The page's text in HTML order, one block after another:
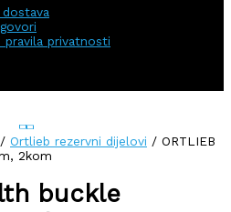
dostava
pravila privatnosti
/ Ortlieb rezervni dijelovi / ORTLIEB
2kom
buckle